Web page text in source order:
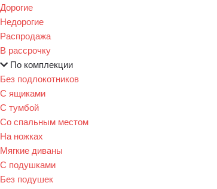
Дорогие
Недорогие
Распродажа
В рассрочку
По комплекции
Без подлокотников
С ящиками
С тумбой
Со спальным местом
На ножках
Мягкие диваны
С подушками
Без подушек